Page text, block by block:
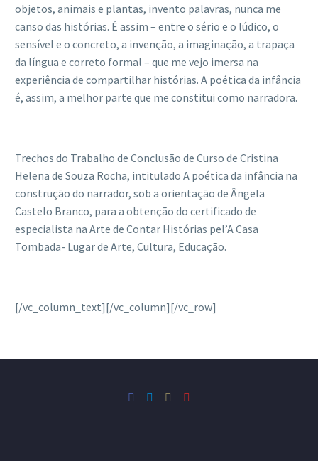
objetos, animais e plantas, invento palavras, nunca me
canso das histórias. É assim – entre o sério e o lúdico, o
sensível e o concreto, a invenção, a imaginação, a trapaça
da língua e correto formal – que me vejo imersa na
experiência de compartilhar histórias. A poética da infância
é, assim, a melhor parte que me constitui como narradora.
Trechos do Trabalho de Conclusão de Curso de Cristina
Helena de Souza Rocha, intitulado A poética da infância na
construção do narrador, sob a orientação de Ângela
Castelo Branco, para a obtenção do certificado de
especialista na Arte de Contar Histórias pel’A Casa
Tombada- Lugar de Arte, Cultura, Educação.
[/vc_column_text][/vc_column][/vc_row]